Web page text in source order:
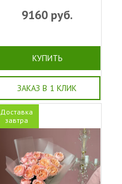
9160руб.
КУПИТЬ
ЗАКАЗ В 1 КЛИК
Доставка
завтра